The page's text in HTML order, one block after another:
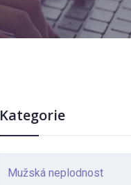
Kategorie
Mužská neplodnost